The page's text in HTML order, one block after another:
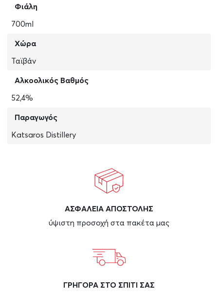
Φιάλη
700ml
Χώρα
Ταϊβάν
Αλκοολικός Βαθμός
52,4%
Παραγωγός
Katsaros Distillery
ΑΣΦAΛΕΙΑ ΑΠΟΣΤΟΛΗΣ
ύψιστη προσοχή στα πακέτα μας
ΓΡΗΓΟΡΑ ΣΤΟ ΣΠΙΤΙ ΣΑΣ